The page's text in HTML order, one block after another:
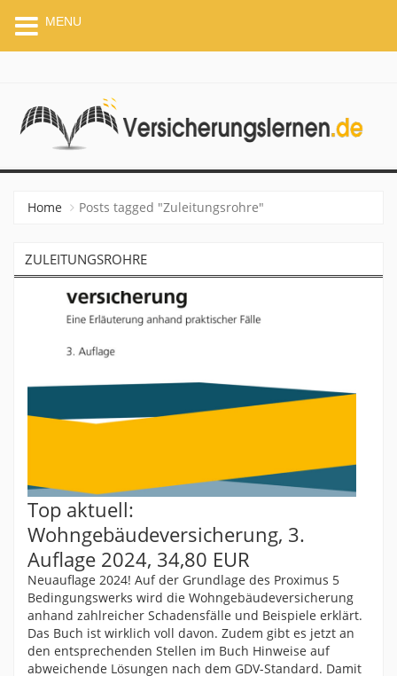
Home Posts tagged "Zuleitungsrohre"
ZULEITUNGSROHRE
Top aktuell:
Wohngebäudeversicherung, 3.
Auflage 2024, 34,80 EUR
Neuauflage 2024! Auf der Grundlage des Proximus 5
Bedingungswerks wird die Wohngebäudeversicherung
anhand zahlreicher Schadensfälle und Beispiele erklärt.
Das Buch ist wirklich voll davon. Zudem gibt es jetzt an
den entsprechenden Stellen im Buch Hinweise auf
abweichende Lösungen nach dem GDV-Standard. Damit
MENU